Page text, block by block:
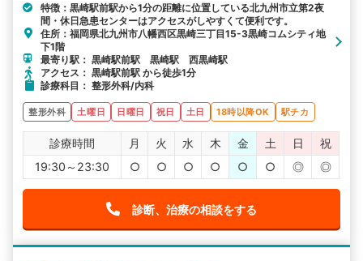
特徴：黒崎駅前駅から1分の距離に位置している北九州市立第2夜
間・休日急患センターはアクセスがしやすくて便利です。
住所：福岡県北九州市八幡西区黒崎三丁目15-3黒崎コムシティ地
下1階
最寄り駅： 黒崎駅前駅 黒崎駅 西黒崎駅
アクセス： 黒崎駅前駅 から徒歩1分
診療科目： 整形外科/内科
整形外科 土曜日 日曜日 祝日 土日 18時以降OK 駅チカ
診療時間 月 火 水 木 金 土 日
祝
19:30～23:30
○ ○ ○ ○ ○ ○ ◎ ◎
診断、治療の相談をする